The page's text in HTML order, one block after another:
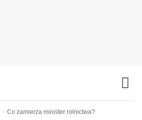
Co zamierza minister rolnictwa?